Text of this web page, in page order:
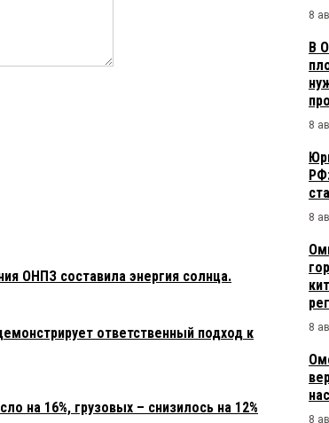
ОНПЗ составила энергия солнца.
ответственный подход к
на 16%, грузовых – снизилось на 12%
8
В
8
8
8
8